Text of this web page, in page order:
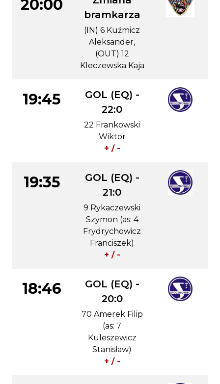
20:00
bramkarza
(IN) 6 Kuźmicz
Aleksander,
(OUT) 12
Kleczewska Kaja
19:45
GOL (EQ) -
22:0
22 Frankowski
Wiktor
+ / -
19:35
GOL (EQ) -
21:0
9 Rykaczewski
Szymon (as: 4
Frydrychowicz
Franciszek)
+ / -
18:46
GOL (EQ) -
20:0
70 Amerek Filip
(as: 7
Kuleszewicz
Stanisław)
+ / -